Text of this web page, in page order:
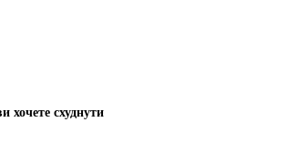
схуднути